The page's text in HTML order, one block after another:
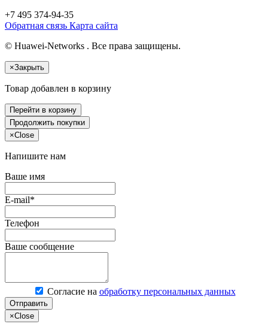
+7 495 374-94-35
Обратная связь Карта сайта
© Huawei-Networks . Все права защищены.
×Закрыть
Товар добавлен в корзину
Перейти в корзину
Продолжить покупки
×Close
Напишите нам
Ваше имя
E-mail*
Телефон
Ваше сообщение
Согласие на обработку персональных данных
Отправить
×Close